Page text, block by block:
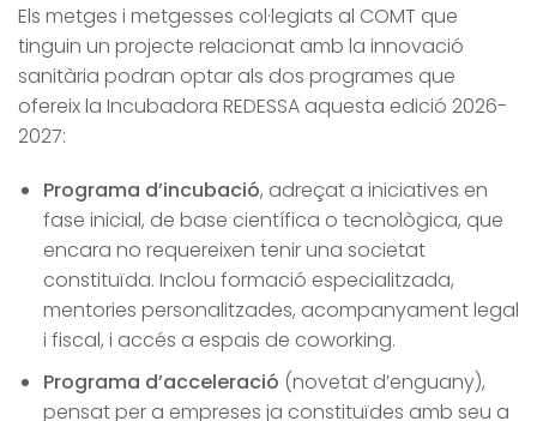
Els metges i metgesses col·legiats al COMT que
tinguin un projecte relacionat amb la innovació
sanitària podran optar als dos programes que
ofereix la Incubadora REDESSA aquesta edició 2026-
2027:
Programa d’incubació, adreçat a iniciatives en
fase inicial, de base científica o tecnològica, que
encara no requereixen tenir una societat
constituïda. Inclou formació especialitzada,
mentories personalitzades, acompanyament legal
i fiscal, i accés a espais de coworking.
Programa d’acceleració (novetat d’enguany),
pensat per a empreses ja constituïdes amb seu a